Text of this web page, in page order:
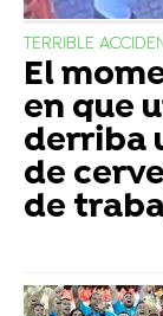
TERRIBLE
El
en que
derriba
de
de